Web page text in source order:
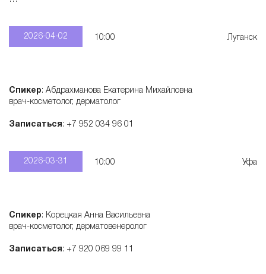
2026-04-02 10:00 Луганск
Спикер: Абдрахманова Екатерина Михайловна
врач-косметолог, дерматолог
Записаться: +7 952 034 96 01
2026-03-31 10:00 Уфа
Спикер: Корецкая Анна Васильевна
врач-косметолог, дерматовенеролог
Записаться: +7 920 069 99 11